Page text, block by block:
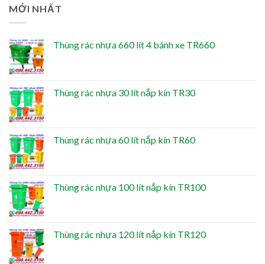
MỚI NHẤT
Thùng rác nhựa 660 lít 4 bánh xe TR660
Thùng rác nhựa 30 lít nắp kín TR30
Thùng rác nhựa 60 lít nắp kín TR60
Thùng rác nhựa 100 lít nắp kín TR100
Thùng rác nhựa 120 lít nắp kín TR120